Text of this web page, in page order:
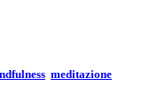
meditazione